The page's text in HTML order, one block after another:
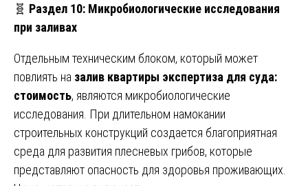
🧬 Раздел 10: Микробиологические исследования
при заливах
Отдельным техническим блоком, который может
повлиять на залив квартиры экспертиза для суда:
стоимость, являются микробиологические
исследования. При длительном намокании
строительных конструкций создается благоприятная
среда для развития плесневых грибов, которые
представляют опасность для здоровья проживающих.